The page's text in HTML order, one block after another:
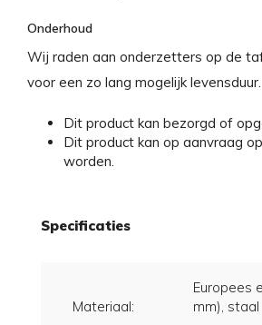
Onderhoud
Wij raden aan onderzetters op de
voor een zo lang mogelijk levensduur.
Dit product kan bezorgd of
Dit product kan op aanvraag
worden.
Specificaties
Materiaal:
Europees
mm), staal